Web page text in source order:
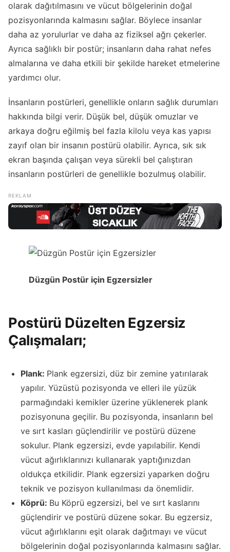
olarak dağıtılmasını ve vücut bölgelerinin doğal
pozisyonlarında kalmasını sağlar. Böylece insanlar
daha az yorulurlar ve daha az fiziksel ağrı çekerler.
Ayrıca sağlıklı bir postür; insanların daha rahat nefes
almalarına ve daha etkili bir şekilde hareket etmelerine
yardımcı olur.
İnsanların postürleri, genellikle onların sağlık durumları
hakkında bilgi verir. Düşük bel, düşük omuzlar ve
arkaya doğru eğilmiş bel fazla kilolu veya kas yapısı
zayıf olan bir insanın postürü olabilir. Ayrıca, sık sık
ekran başında çalışan veya sürekli bel çalıştıran
insanların postürleri de genellikle bozulmuş olabilir.
Düzgün Postür için Egzersizler
Postürü Düzelten Egzersiz
Çalışmaları;
Plank: Plank egzersizi, düz bir zemine yatırılarak
yapılır. Yüzüstü pozisyonda ve elleri ile yüzük
parmağındaki kemikler üzerine yüklenerek plank
pozisyonuna geçilir. Bu pozisyonda, insanların bel
ve sırt kasları güçlendirilir ve postürü düzene
sokulur. Plank egzersizi, evde yapılabilir. Kendi
vücut ağırlıklarınızı kullanarak yaptığınızdan
oldukça etkilidir. Plank egzersizi yaparken doğru
teknik ve pozisyon kullanılması da önemlidir.
Köprü: Bu Köprü egzersizi, bel ve sırt kaslarını
güçlendirir ve postürü düzene sokar. Bu egzersiz,
vücut ağırlıklarını eşit olarak dağıtmayı ve vücut
bölgelerinin doğal pozisyonlarında kalmasını sağlar.